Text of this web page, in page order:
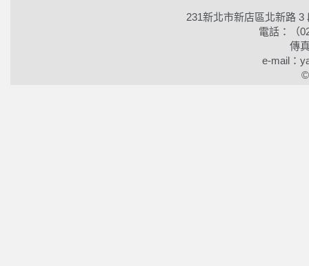
231新北市新店區北新路
電話：（
傳
e-mail：